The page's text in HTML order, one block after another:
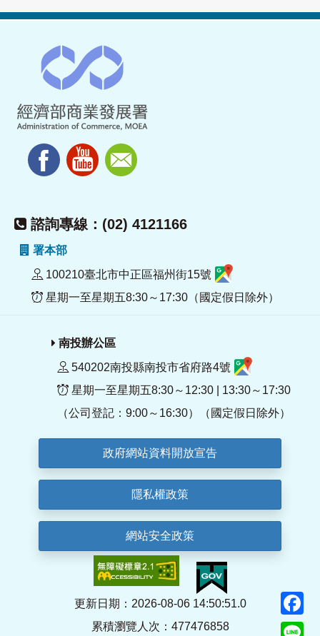
諮詢專線：(02) 4121166
署本部
100210臺北市中正區福州街15號
星期一至星期五8:30～17:30（國定假日除外）
南投辦公區
540202南投縣南投市省府路4號
星期一至星期五8:30～12:30 | 13:30～17:30
（公司登記：9:00～16:30）（國定假日除外）
政府網站資料開放宣告
隱私權政策
網站安全政策
更新日期：2026-08-06 14:50:51.0
累積瀏覽人次：477476858